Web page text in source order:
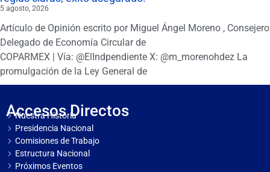
5 agosto, 2026
Artículo de Opinión escrito por Miguel Ángel Moreno , Consejero
Delegado de Economía Circular de
COPARMEX | Vía: @ElIndpendiente X: @m_morenohdez La
promulgación de la Ley General de
Accesos Directos
Nuestra Historia
Presidencia Nacional
Comisiones de Trabajo
Estructura Nacional
Próximos Eventos